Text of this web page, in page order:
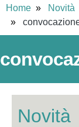
Home Novità
Novità